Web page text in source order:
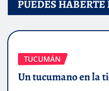
PUEDES
TUCUMÁN
Un tucumano en la